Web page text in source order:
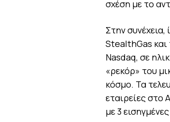
σχέση με το
Στην συνέχεια,
StealthGas και
Nasdaq, σε
«ρεκόρ» του
κόσμο. Τα
εταιρείες στο
με 3